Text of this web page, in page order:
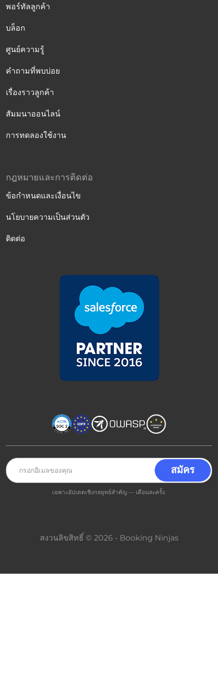
พอร์ทัลลูกค้า
บล็อก
ศูนย์ความรู้
คำถามที่พบบ่อย
เรื่องราวลูกค้า
สัมมนาออนไลน์
การทดลองใช้งาน
กฎหมายและการติดต่อ
ข้อกำหนดและเงื่อนไข
นโยบายความเป็นส่วนตัว
ติดต่อ
เฉพาะอัปเดตเชิงกลยุทธ์สำคัญ — เดือนละครั้ง.
สงวนลิขสิทธิ์ © 2026 - Booking Ninjas